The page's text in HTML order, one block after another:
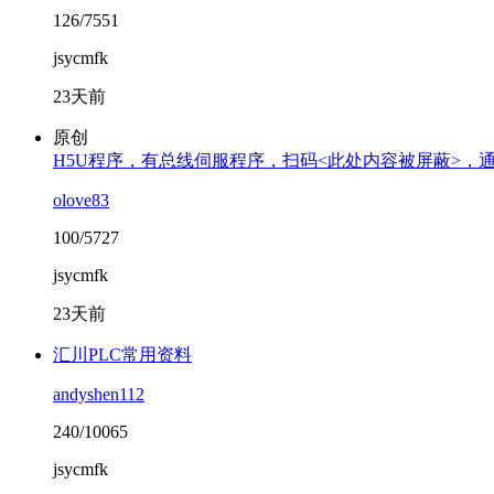
126/7551
jsycmfk
23天前
原创
H5U程序，有总线伺服程序，扫码<此处内容被屏蔽>，
olove83
100/5727
jsycmfk
23天前
汇川PLC常用资料
andyshen112
240/10065
jsycmfk